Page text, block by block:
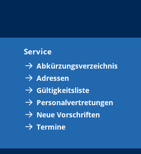
Service
Abkürzungsverzeichnis
Adressen
Gültigkeitsliste
Personalvertretungen
Neue Vorschriften
Termine